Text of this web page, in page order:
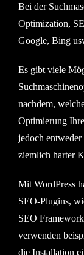
Bei der
Optimization,
Google, Bing
Es gibt viele
nachdem,
Optimierung
jedoch
ziemlich harter
Mit WordPress
SEO-Plugins,
SEO
verwenden
die Installation